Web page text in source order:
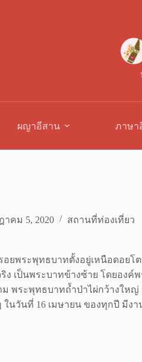
ผญาอีสาน ภาษา
าคม 5, 2020 สถานที่ท่องเที่ยว
ยพระพุทธบาทตั้งอยู่เหนือดอย
เป็นพระบาทข้างซ้าย โดยอง
ม พระพุทธบาทถ้ำป่าไผ่กว้างใ
นวันที่ 16 เมษายน ของทุกปี มี